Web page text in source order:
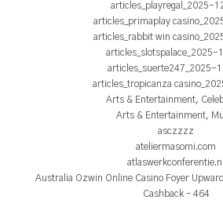
articles_playregal_2025-
articles_primaplay
articles_rabbit win
articles_slotspalace_2025-
articles_suerte247_2025-
articles_tropicanza
Arts & Entertainment,
Arts & Entertainment,
asczzzz
ateliermasomi.com
atlaswerkconferentie.nl
Australia Ozwin Online Casino Foyer
Cashback – 464